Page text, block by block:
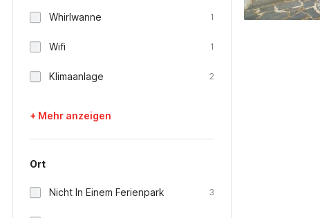
Whirlwanne 1
Wifi 1
Klimaanlage 2
+ Mehr anzeigen
Ort
Nicht In Einem Ferienpark 3